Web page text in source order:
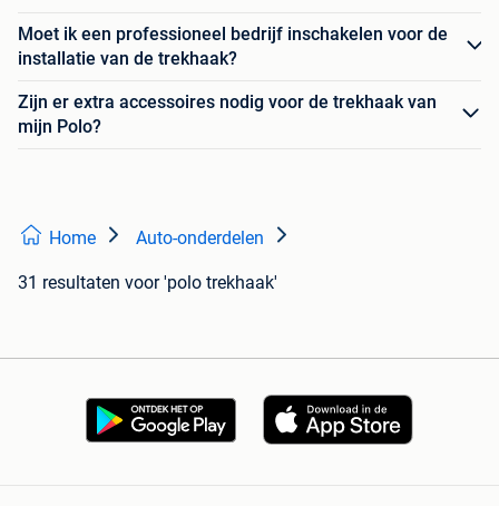
Moet ik een professioneel bedrijf inschakelen voor de
installatie van de trekhaak?
Zijn er extra accessoires nodig voor de trekhaak van
mijn Polo?
Home Auto-onderdelen
31 resultaten voor 'polo trekhaak'